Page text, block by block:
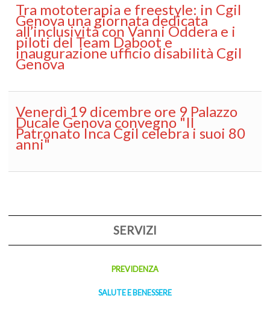
Tra mototerapia e freestyle: in Cgil
Genova una giornata dedicata
all’inclusività con Vanni Oddera e i
piloti del Team Daboot e
inaugurazione ufficio disabilità Cgil
Genova
Venerdì 19 dicembre ore 9 Palazzo
Ducale Genova convegno "Il
Patronato Inca Cgil celebra i suoi 80
anni"
SERVIZI
PREVIDENZA
SALUTE E BENESSERE